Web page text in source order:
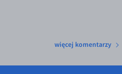
więcej komentarzy